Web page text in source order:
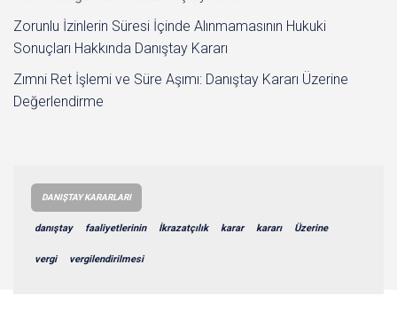
Zorunlu İzinlerin Süresi İçinde Alınmamasının Hukuki
Sonuçları Hakkında Danıştay Kararı
Zımni Ret İşlemi ve Süre Aşımı: Danıştay Kararı Üzerine
Değerlendirme
DANIŞTAY KARARLARI
danıştay faaliyetlerinin İkrazatçılık karar kararı Üzerine
vergi vergilendirilmesi